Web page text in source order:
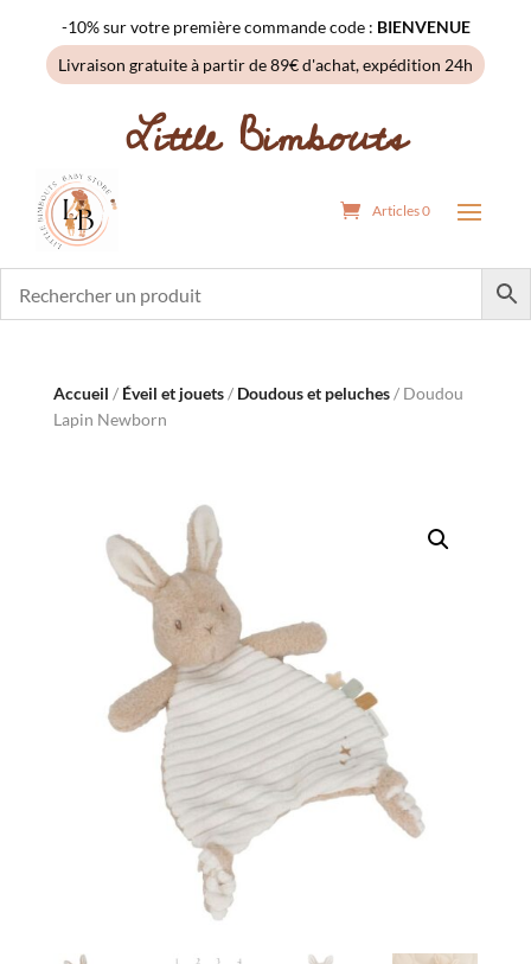
-10% sur votre première commande code : BIENVENUE
Livraison gratuite à partir de 89€ d'achat, expédition 24h
Little Bimbouts
Articles 0
Accueil / Éveil et jouets/ Doudous et peluches/ Doudou
Lapin Newborn